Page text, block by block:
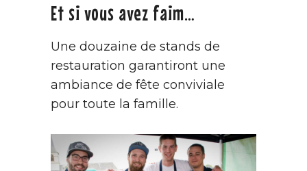
Et si vous avez faim…
Une douzaine de stands de
restauration garantiront une
ambiance de fête conviviale
pour toute la famille.